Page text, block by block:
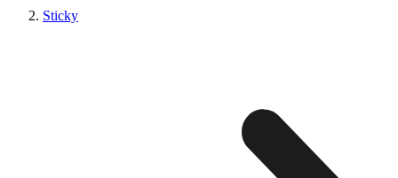
Sticky